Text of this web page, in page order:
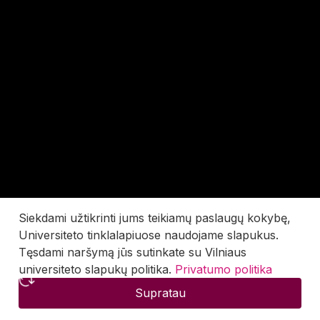
Siekdami užtikrinti jums teikiamų paslaugų kokybę,
Universiteto tinklalapiuose naudojame slapukus.
Tęsdami naršymą jūs sutinkate su Vilniaus
universiteto slapukų politika. Privatumo politika
Supratau